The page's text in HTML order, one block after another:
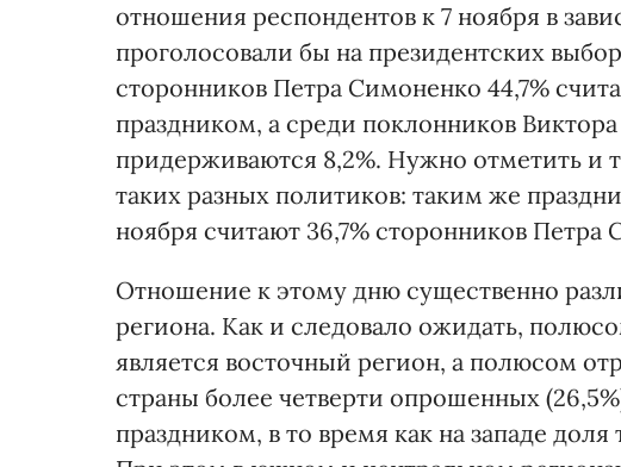
отношения респондентов к 7 ноября в
проголосовали бы на президентских
сторонников Петра Симоненко 44,7%
праздником, а среди поклонников
придерживаются 8,2%. Нужно отметить и
таких разных политиков: таким же
ноября считают 36,7% сторонников
Отношение к этому дню существенно
региона. Как и следовало ожидать,
является восточный регион, а полюсом
страны более четверти опрошенных
праздником, в то время как на западе